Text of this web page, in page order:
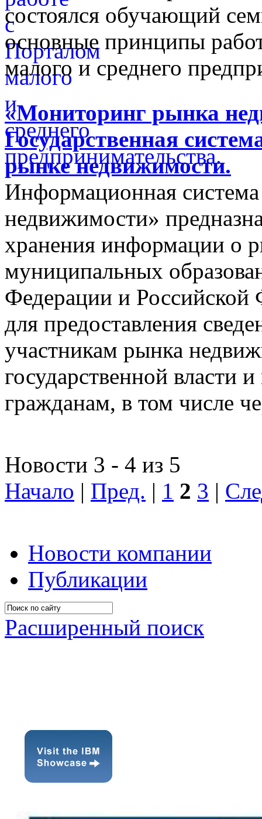
состоялся обучающий
основные принципы
малого и среднего
«Мониторинг рынка
Государственная
рынке недвижимости.
Информационная
недвижимости»
хранения информации о
муниципальных
Федерации и Российской
для предоставления
участникам рынка
государственной власти
гражданам, в том числе
Новости 3 - 4 из 5
Начало | Пред. | 1 2 3 |
Новости компании
Публикации
Расширенный поиск